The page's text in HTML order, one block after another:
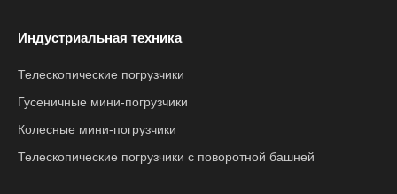
Индустриальная техника
Телескопические погрузчики
Гусеничные мини-погрузчики
Колесные мини-погрузчики
Телескопические погрузчики с поворотной башней